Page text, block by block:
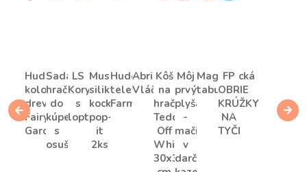
Hudobný
kolotoč
drevený
Fairy
Garden
Sada
hračiek
do
kúpeľa
s
osuškou
LS
Korytnačka
s
loptičkami
Mushie
silikónové
kocky
pop-
it
2ks
Hudobná
televízia
Farma
Abrick
Vláčik
Kôš
na
hračky
Teddy
Off
White
30x30x30
Môj
prvý
plyšák
-
mačička
v
darčekovej
Magnetická
tabuľka
FP
OBRIE
KRÚŽKY
NA
TYČI